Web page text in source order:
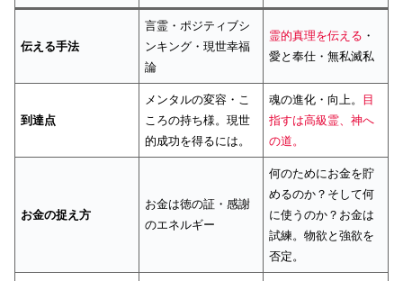
伝える手法
言霊・ポジティブシ
ンキング・現世幸福
論
霊的真理を伝える ・
愛と奉仕・無私滅私
到達点
メンタルの変容・こ
ころの持ち様。現世
的成功を得るには。
魂の進化・向上。
目
指すは高級霊、神へ
の道。
お金の捉え方
お金は徳の証・感謝
のエネルギー
何のためにお金を貯
めるのか？そして何
に使うのか？お金は
試練。物欲と強欲を
否定。